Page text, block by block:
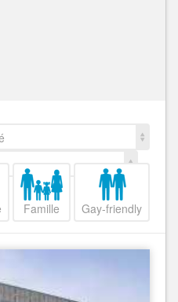
Famille Gay-friendly